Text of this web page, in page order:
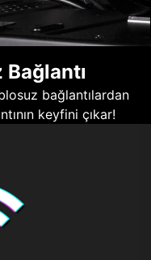
bağlantılardan
keyfini çıkar!